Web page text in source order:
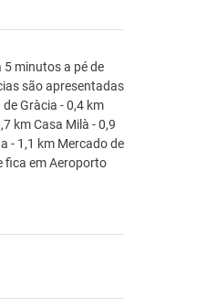
minutos a pé de
são apresentadas
Gràcia - 0,4 km
km Casa Milà - 0,9
- 1,1 km Mercado de
fica em Aeroporto